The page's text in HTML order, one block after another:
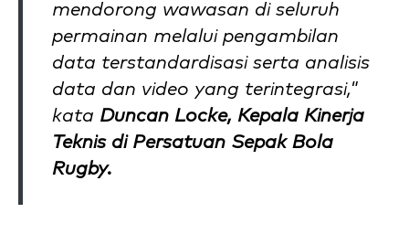
mendorong wawasan di seluruh
permainan melalui pengambilan
data terstandardisasi serta analisis
data dan video yang terintegrasi,"
kata Duncan Locke, Kepala Kinerja
Teknis di Persatuan Sepak Bola
Rugby.